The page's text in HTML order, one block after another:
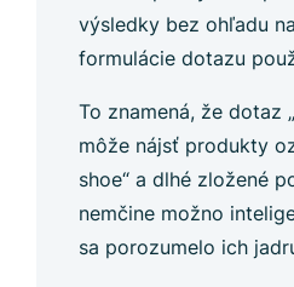
výsledky bez ohľadu
formulácie dotazu
To znamená, že dotaz
môže nájsť produkty
shoe“ a dlhé zložené
nemčine možno
sa porozumelo ich